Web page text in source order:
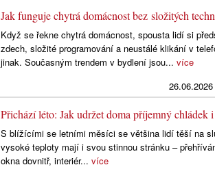
Jak funguje chytrá domácnost bez složitých
Když se řekne chytrá domácnost, spousta lidí si
zdech, složité programování a neustálé klikání v
jinak. Současným trendem v bydlení jsou...více
26.06.2026
Přichází léto: Jak udržet doma příjemný chládek
S blížícími se letními měsíci se většina lidí těší na
vysoké teploty mají i svou stinnou stránku –
okna dovnitř, interiér...více